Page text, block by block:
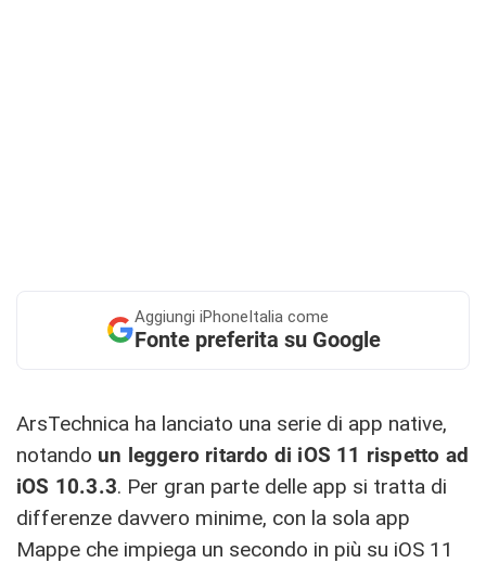
Aggiungi iPhoneItalia come
Fonte preferita su Google
ArsTechnica ha lanciato una serie di app native,
notando un leggero ritardo di iOS 11 rispetto ad
iOS 10.3.3. Per gran parte delle app si tratta di
differenze davvero minime, con la sola app
Mappe che impiega un secondo in più su iOS 11